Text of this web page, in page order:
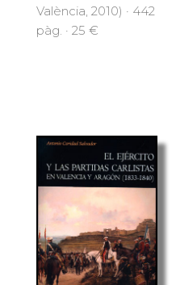
València, 2010) · 442
pàg. · 25 €